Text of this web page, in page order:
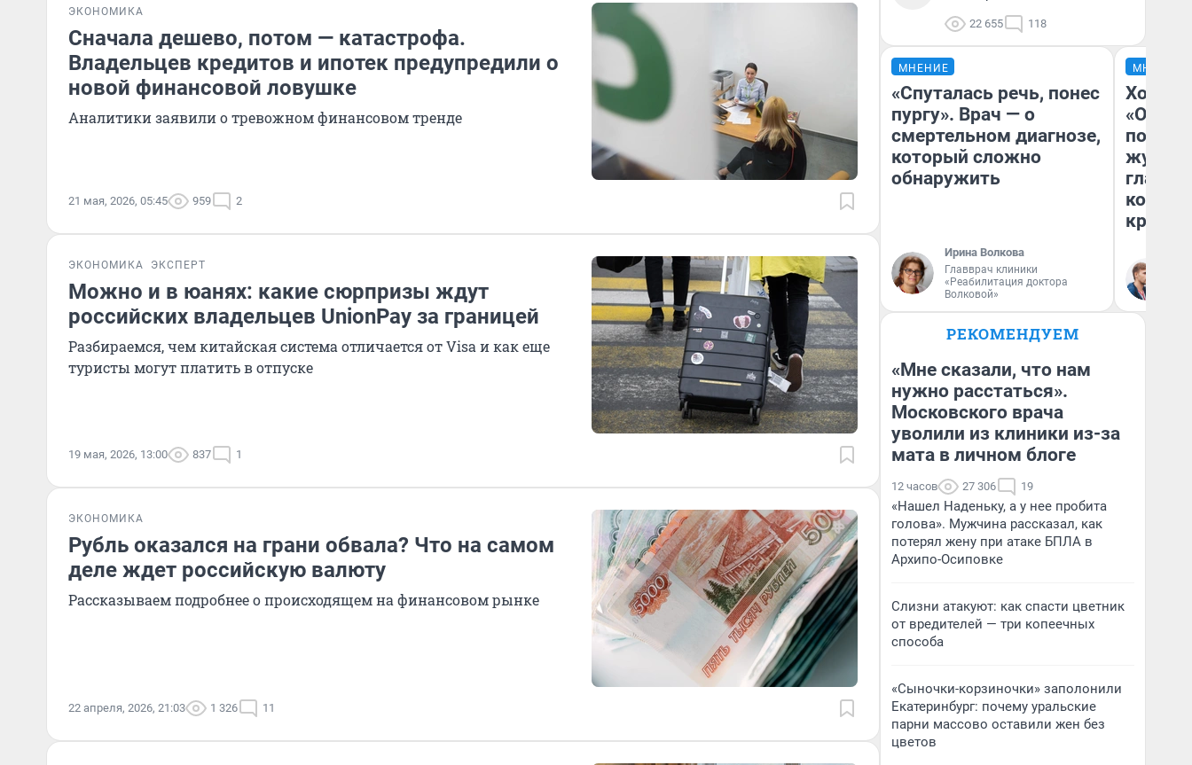
ЭКОНОМИКА
Сначала дешево, потом — катастрофа.
Владельцев кредитов и ипотек предупредили о
новой финансовой ловушке
Аналитики заявили о тревожном финансовом тренде
21 мая, 2026, 05:45 959 2
ЭКОНОМИКА ЭКСПЕРТ
Можно и в юанях: какие сюрпризы ждут
российских владельцев UnionPay за границей
Разбираемся, чем китайская система отличается от Visa и как еще
туристы могут платить в отпуске
19 мая, 2026, 13:00 837 1
ЭКОНОМИКА
Рубль оказался на грани обвала? Что на самом
деле ждет российскую валюту
Рассказываем подробнее о происходящем на финансовом рынке
22 апреля, 2026, 21:03 1 326 11
22 655 118
МНЕНИЕ
«Спуталась речь, понес
пургу». Врач — о
смертельном диагнозе,
который сложно
обнаружить
Ирина Волкова
Главврач клиники
«Реабилитация доктора
Волковой»
МНЕНИЕ
Хоть
РЕКОМЕНДУЕМ
«Мне сказали, что нам
нужно расстаться».
Московского врача
уволили из клиники из-за
мата в личном блоге
12 часов 27 306 19
«Нашел Наденьку, а у нее пробита
голова». Мужчина рассказал, как
потерял жену при атаке БПЛА в
Архипо-Осиповке
Слизни атакуют: как спасти цветник
от вредителей — три копеечных
способа
«Сыночки-корзиночки» заполонили
Екатеринбург: почему уральские
парни массово оставили жен без
цветов